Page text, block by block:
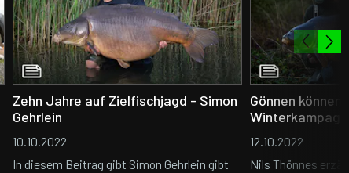
Zehn Jahre auf Zielfischjagd - Simon
Gehrlein
10.10.2022
In diesem Beitrag gibt Simon Gehrlein gibt
Gönnen
12.10.2022
Nils Thönnes